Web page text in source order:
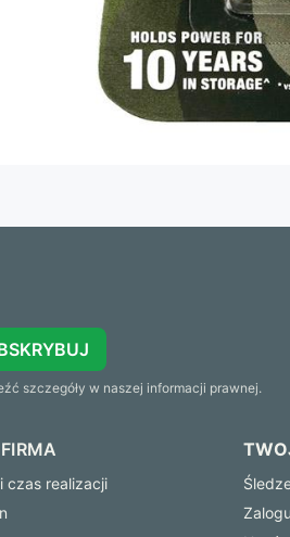
szczegóły w naszej informacji prawnej.
czas realizacji